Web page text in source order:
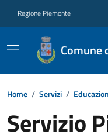
Regione Piemonte
Comune
Home / Servizi /
Servizio